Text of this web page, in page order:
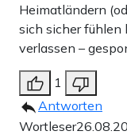
Heimatländern
sich sicher fühlen
verlassen –
1
Antworten
Wortleser